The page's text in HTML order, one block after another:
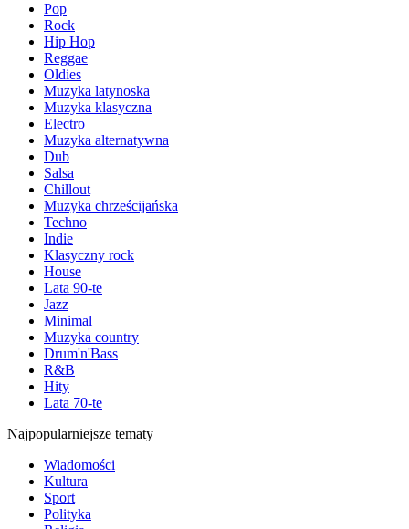
Pop
Rock
Hip Hop
Reggae
Oldies
Muzyka latynoska
Muzyka klasyczna
Electro
Muzyka alternatywna
Dub
Salsa
Chillout
Muzyka chrześcijańska
Techno
Indie
Klasyczny rock
House
Lata 90-te
Jazz
Minimal
Muzyka country
Drum'n'Bass
R&B
Hity
Lata 70-te
Najpopularniejsze tematy
Wiadomości
Kultura
Sport
Polityka